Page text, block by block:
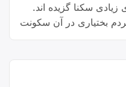
سکنا گزیده اند.
بختیاری در آن سکونت